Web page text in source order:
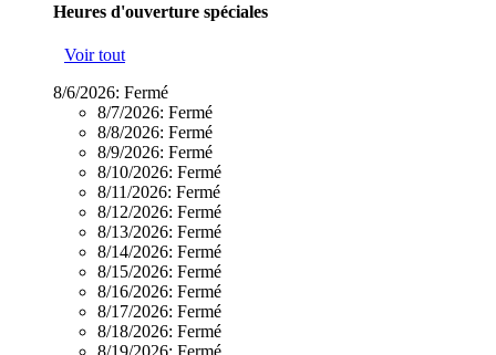
Heures d'ouverture spéciales
Voir tout
8/6/2026: Fermé
8/7/2026: Fermé
8/8/2026: Fermé
8/9/2026: Fermé
8/10/2026: Fermé
8/11/2026: Fermé
8/12/2026: Fermé
8/13/2026: Fermé
8/14/2026: Fermé
8/15/2026: Fermé
8/16/2026: Fermé
8/17/2026: Fermé
8/18/2026: Fermé